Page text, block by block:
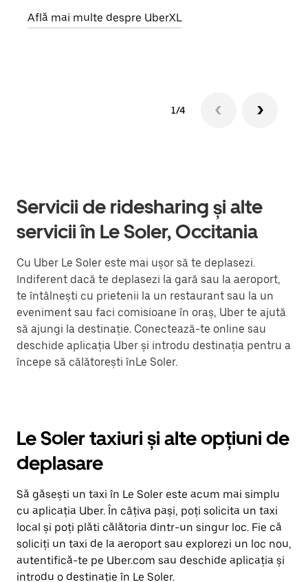
Află mai multe despre UberXL
1/4
Servicii de ridesharing și alte
servicii în Le Soler, Occitania
Cu Uber Le Soler este mai ușor să te deplasezi.
Indiferent dacă te deplasezi la gară sau la aeroport,
te întâlnești cu prietenii la un restaurant sau la un
eveniment sau faci comisioane în oraș, Uber te ajută
să ajungi la destinație. Conectează-te online sau
deschide aplicația Uber și introdu destinația pentru a
începe să călătorești înLe Soler.
Le Soler taxiuri și alte opțiuni de
deplasare
Să găsești un taxi în Le Soler este acum mai simplu
cu aplicația Uber. În câțiva pași, poți solicita un taxi
local și poți plăti călătoria dintr-un singur loc. Fie că
soliciți un taxi de la aeroport sau explorezi un loc nou,
autentifică-te pe Uber.com sau deschide aplicația și
introdu o destinație în Le Soler.